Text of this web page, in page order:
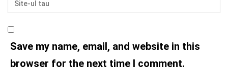
Save my name, email, and website in this
browser for the next time I comment.